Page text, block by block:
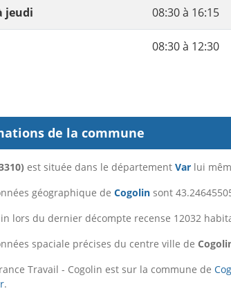
jeudi 08:30 à 16:15
08:30 à 12:30
de la commune
est située dans le département Var lui
géographique de Cogolin sont
lors du dernier décompte recense 12032
spaciale précises du centre ville de
Travail - Cogolin est sur la commune de
.